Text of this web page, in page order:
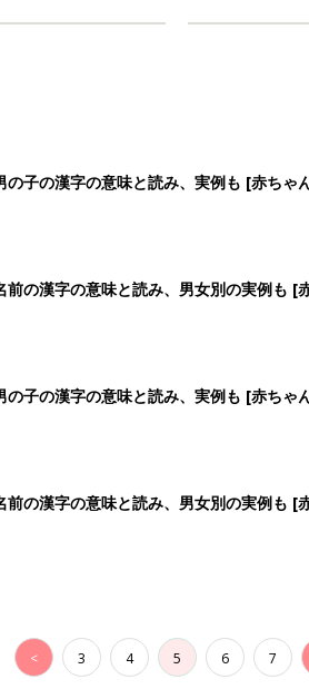
の子の漢字の意味と読み、実例も [赤ちゃ
前の漢字の意味と読み、男女別の実例も [
の子の漢字の意味と読み、実例も [赤ちゃ
前の漢字の意味と読み、男女別の実例も [
< 3 4 5 6 7